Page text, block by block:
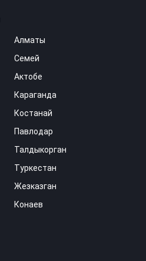
Алматы
Семей
Актобе
Караганда
Костанай
Павлодар
Талдыкорган
Туркестан
Жезказган
Конаев